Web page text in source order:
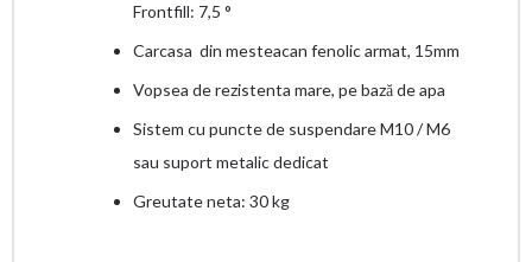
Frontfill: 7,5 °
Carcasa din mesteacan fenolic armat, 15mm
Vopsea de rezistenta mare, pe bază de apa
Sistem cu puncte de suspendare M10 / M6
sau suport metalic dedicat
Greutate neta: 30 kg